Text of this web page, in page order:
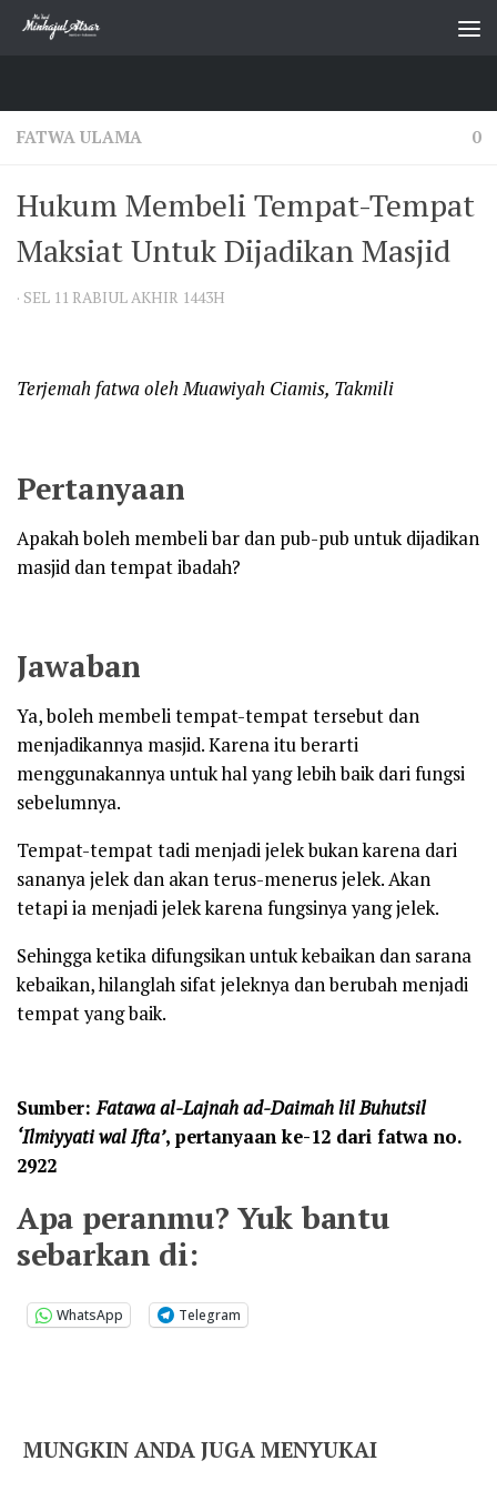
Skip to content
FATWA ULAMA 0
Hukum Membeli Tempat-Tempat
Maksiat Untuk Dijadikan Masjid
· SEL 11 RABIUL AKHIR 1443H
Terjemah fatwa oleh Muawiyah Ciamis, Takmili
Pertanyaan
Apakah boleh membeli bar dan pub-pub untuk dijadikan
masjid dan tempat ibadah?
Jawaban
Ya, boleh membeli tempat-tempat tersebut dan
menjadikannya masjid. Karena itu berarti
menggunakannya untuk hal yang lebih baik dari fungsi
sebelumnya.
Tempat-tempat tadi menjadi jelek bukan karena dari
sananya jelek dan akan terus-menerus jelek. Akan
tetapi ia menjadi jelek karena fungsinya yang jelek.
Sehingga ketika difungsikan untuk kebaikan dan sarana
kebaikan, hilanglah sifat jeleknya dan berubah menjadi
tempat yang baik.
Sumber:Fatawa al-Lajnah ad-Daimah lil Buhutsil
‘Ilmiyyati wal Ifta’, pertanyaan ke-12 dari fatwa no.
2922
Apa peranmu? Yuk bantu
sebarkan di:
WhatsApp Telegram
MUNGKIN ANDA JUGA MENYUKAI